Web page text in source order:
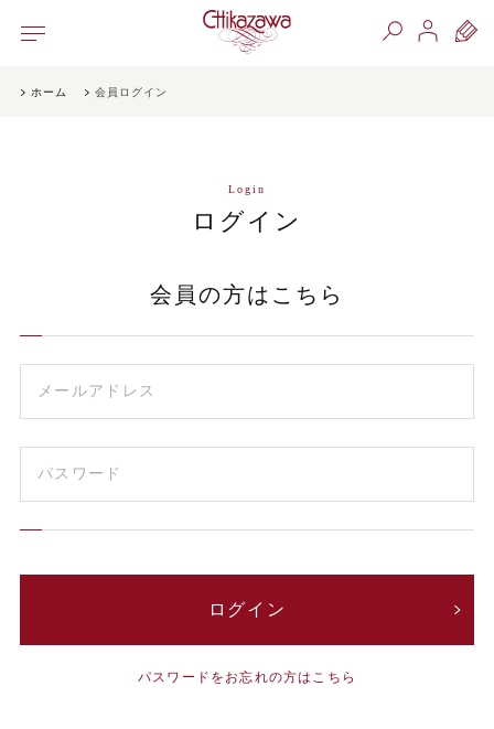
ホーム 会員ログイン
Login
ログイン
会員の方はこちら
パスワードをお忘れの方はこちら